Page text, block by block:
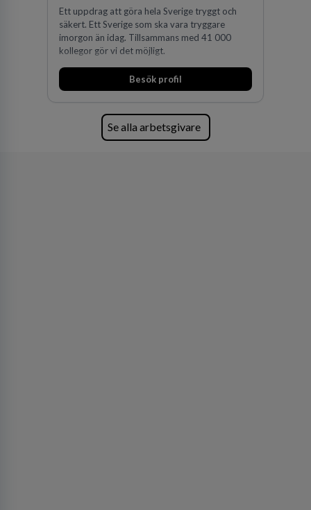
Ett uppdrag att göra hela Sverige tryggt och
säkert. Ett Sverige som ska vara tryggare
imorgon än idag. Tillsammans med 41 000
kollegor gör vi det möjligt.
Besök profil
Se alla arbetsgivare